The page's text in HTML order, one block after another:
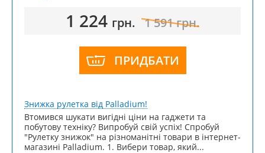
1 224 грн. 1 591грн.
ПРИДБАТИ
Знижка рулетка від Palladium!
Втомився шукати вигідні ціни на гаджети та
побутову техніку? Випробуй свій успіх! Спробуй
"Рулетку знижок" на різноманітні товари в інтернет-
магазині Palladium. 1. Вибери товар, який...